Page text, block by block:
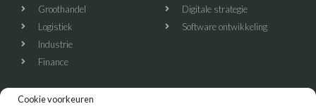
Cookie voorkeuren
Groothandel
Logistiek
Industrie
Finance
Digitale strategie
Software ontwikkeling